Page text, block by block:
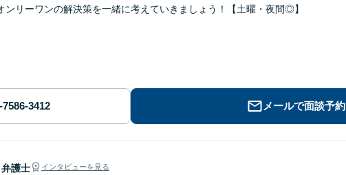
ンリーワンの解決策を一緒に考えていきましょう！【土曜・夜間◎】
メールで面談予約
弁護士 インタビューを見る